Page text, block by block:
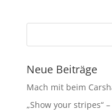
Neue Beiträge
Mach mit beim
„Show your stripes“